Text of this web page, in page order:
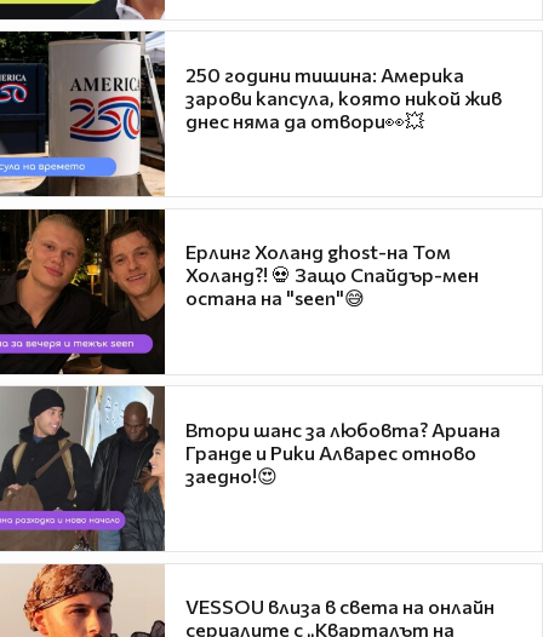
250 години тишина: Америка
зарови капсула, която никой жив
днес няма да отвори👀💥
Ерлинг Холанд ghost-на Том
Холанд?! 💀 Защо Спайдър-мен
остана на "seen"😅
Втори шанс за любовта? Ариана
Гранде и Рики Алварес отново
заедно!😍
VESSOU влиза в света на онлайн
сериалите с „Кварталът на